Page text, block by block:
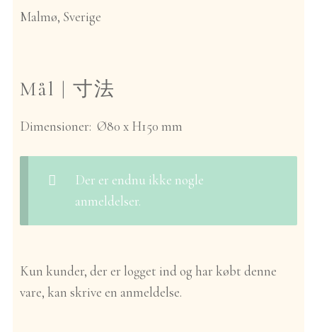
Malmø, Sverige
Mål | 寸法
Dimensioner: Ø80 x H150 mm
Der er endnu ikke nogle
anmeldelser.
Kun kunder, der er logget ind og har købt denne
vare, kan skrive en anmeldelse.